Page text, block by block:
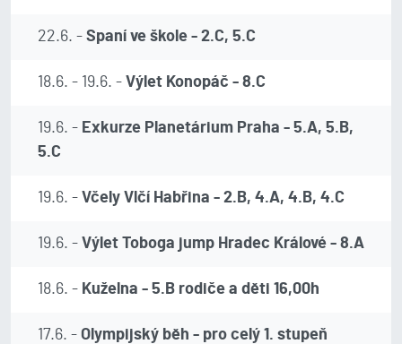
22.6. - Spaní ve škole - 2.C, 5.C
18.6. - 19.6. - Výlet Konopáč - 8.C
19.6. - Exkurze Planetárium Praha - 5.A, 5.B,
5.C
19.6. - Včely Vlčí Habřina - 2.B, 4.A, 4.B, 4.C
19.6. - Výlet Toboga jump Hradec Králové - 8.A
18.6. - Kuželna - 5.B rodiče a děti 16,00h
17.6. - Olympijský běh - pro celý 1. stupeň